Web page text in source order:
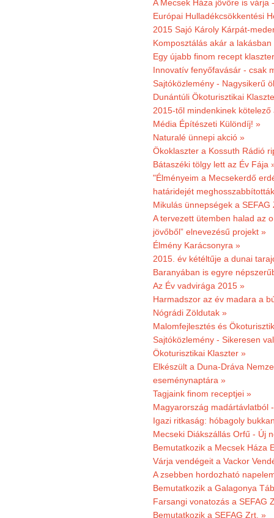
A Mecsek Háza jövőre is várja
Európai Hulladékcsökkentési
2015 Sajó Károly Kárpát-
Komposztálás akár a lakásban
Egy újabb finom recept
Innovatív fenyőfavásár - csak
Sajtóközlemény - Nagysikerű
Dunántúli Ökoturisztikai
2015-től mindenkinek
Média Építészeti Különdíj! »
Naturalé ünnepi akció »
Ökoklaszter a Kossuth Rádió
Bátaszéki tölgy lett az Év Fája
"Élményeim a Mecsekerdő
határidejét
Mikulás ünnepségek a SEFAG
A tervezett ütemben halad az
jövőből” elnevezésű projekt »
Élmény Karácsonyra »
2015. év kétéltűje a dunai
Baranyában is egyre
Az Év vadvirága 2015 »
Harmadszor az év madara a
Nógrádi Zöldutak »
Malomfejlesztés és
Sajtóközlemény - Sikeresen
Ökoturisztikai Klaszter »
Elkészült a Duna-Dráva
eseménynaptára »
Tagjaink finom receptjei »
Magyarország madártávlatból
Igazi ritkaság: hóbagoly
Mecseki Diákszállás Orfű - Új
Bemutatkozik a Mecsek Háza
Várja vendégeit a Vackor
A zsebben hordozható
Bemutatkozik a Galagonya
Farsangi vonatozás a SEFAG
Bemutatkozik a SEFAG Zrt. »